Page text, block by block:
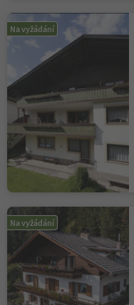
Na vyžádání
Na vyžádání